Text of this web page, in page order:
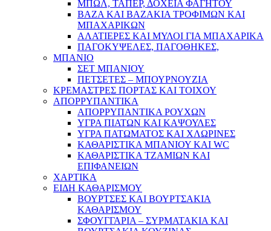
ΜΠΩΛ, ΤΑΠΕΡ, ΔΟΧΕΙΑ ΦΑΓΗΤΟΥ
ΒΑΖΑ ΚΑΙ ΒΑΖΑΚΙΑ ΤΡΟΦΙΜΩΝ ΚΑΙ
ΜΠΑΧΑΡΙΚΩΝ
ΑΛΑΤΙΕΡΕΣ ΚΑΙ ΜΥΛΟΙ ΓΙΑ ΜΠΑΧΑΡΙΚΑ
ΠΑΓΟΚΥΨΕΛΕΣ, ΠΑΓΟΘΗΚΕΣ,
ΜΠΑΝΙΟ
ΣΕΤ ΜΠΑΝΙΟΥ
ΠΕΤΣΕΤΕΣ – ΜΠΟΥΡΝΟΥΖΙΑ
ΚΡΕΜΑΣΤΡΕΣ ΠΟΡΤΑΣ ΚΑΙ ΤΟΙΧΟΥ
ΑΠΟΡΡΥΠΑΝΤΙΚΑ
ΑΠΟΡΡΥΠΑΝΤΙΚΑ ΡΟΥΧΩΝ
ΥΓΡΑ ΠΙΑΤΩΝ ΚΑΙ ΚΑΨΟΥΛΕΣ
ΥΓΡΑ ΠΑΤΩΜΑΤΟΣ ΚΑΙ ΧΛΩΡΙΝΕΣ
ΚΑΘΑΡΙΣΤΙΚΑ ΜΠΑΝΙΟΥ ΚΑΙ WC
ΚΑΘΑΡΙΣΤΙΚΑ ΤΖΑΜΙΩΝ ΚΑΙ
ΕΠΙΦΑΝΕΙΩΝ
ΧΑΡΤΙΚΑ
ΕΙΔΗ ΚΑΘΑΡΙΣΜΟΥ
ΒΟΥΡΤΣΕΣ ΚΑΙ ΒΟΥΡΤΣΑΚΙΑ
ΚΑΘΑΡΙΣΜΟΥ
ΣΦΟΥΓΓΑΡΙΑ – ΣΥΡΜΑΤΑΚΙΑ ΚΑΙ